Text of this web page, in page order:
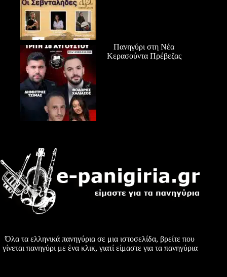
Πανηγύρι στη Νέα
Κερασούντα Πρέβεζας
Όλα τα ελληνικά πανηγύρια σε μια ιστοσελίδα, βρείτε που
γίνεται πανηγύρι με ένα κλικ, γιατί είμαστε για τα πανηγύρια